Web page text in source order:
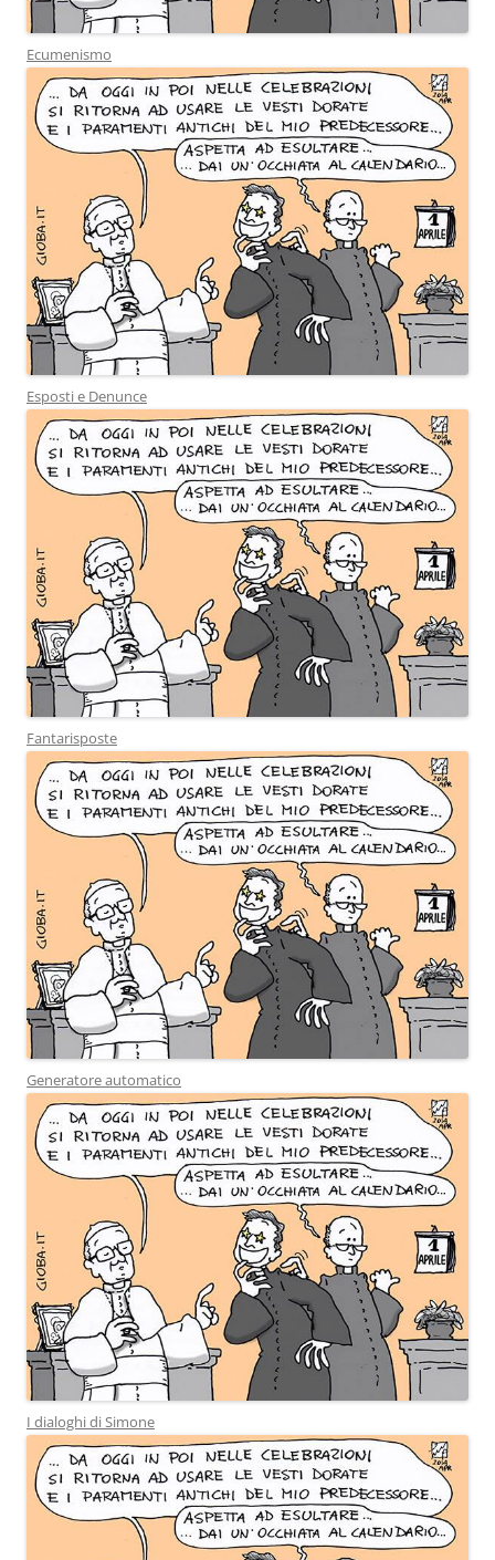
Ecumenismo
Esposti e Denunce
Fantarisposte
Generatore automatico
I dialoghi di Simone